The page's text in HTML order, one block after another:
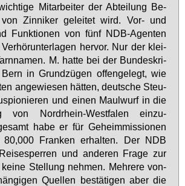
Mit­ar­bei­ter der Ab­tei­lung Be­
Zin­ni­ker ge­lei­tet wird. Vor- und
Funk­tio­nen von fünf NDB-Agen­ten
her­vor. Nur der klei­
M. hat­te bei der Bun­des­kri­
in Grund­zü­gen of­fen­ge­legt, wie
an­ge­wie­sen hät­ten, deut­sche Steu­
und ei­nen Maul­wurf in die
von Nord­rhein-West­fa­len ein­zu­
ha­be er für Ge­heim­mis­sio­nen
Fran­ken er­hal­ten. Der NDB
und an­de­ren Fra­ge zur
kei­ne Stel­lung neh­men. Meh­re­re von­
Quel­len be­stä­ti­gen aber die